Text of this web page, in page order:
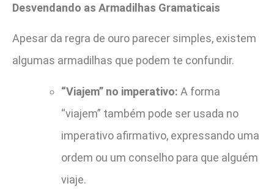
Desvendando as Armadilhas Gramaticais
Apesar da regra de ouro parecer simples, existem
algumas armadilhas que podem te confundir.
“Viajem” no imperativo: A forma
“viajem” também pode ser usada no
imperativo afirmativo, expressando uma
ordem ou um conselho para que alguém
viaje.